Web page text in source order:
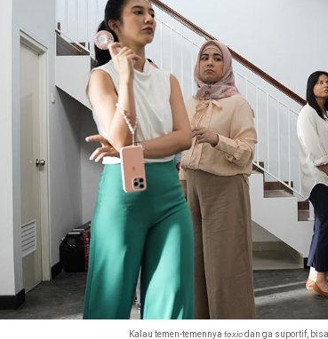
Kalau temen-temennya toxicdan ga suportif,